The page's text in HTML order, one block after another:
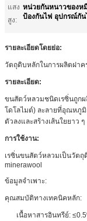
แสง
สูง:
หน่วยกันหนาวของห
ป้องกันไฟ อุปกรณ์กั
รายละเอียดโดยย่อ:
วัตถุดิบหลักในการผลิตฝาค
รายละเอียด:
ขนสัตว์หลวมชนิดเรซิ่นถูก
โดโลไมต์) ละลายที่อุณหภูมิ
ตัวลงและสร้างเส้นใยยาว ๆ
การใช้งาน:
เรซิ่นขนสัตว์หลวมเป็นวัต
minerawool
ข้อมูลจำเพาะ:
คุณสมบัติทางเทคนิคหลัก:
เนื้อหาสารอินทรีย์: